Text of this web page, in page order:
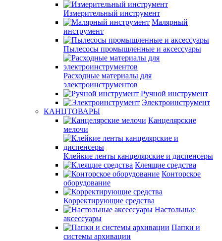
Измерительный инструмент
Малярный
инструмент
Пылесосы промышленные и аксессуары
Расходные материалы для
электроинструментов
Ручной инструмент
Электроинструмент
КАНЦТОВАРЫ
Канцелярские
мелочи
Клейкие ленты канцелярские и диспенсеры
Клеящие средства
Конторское
оборудование
Корректирующие средства
Настольные
аксессуары
Папки и
системы архивации